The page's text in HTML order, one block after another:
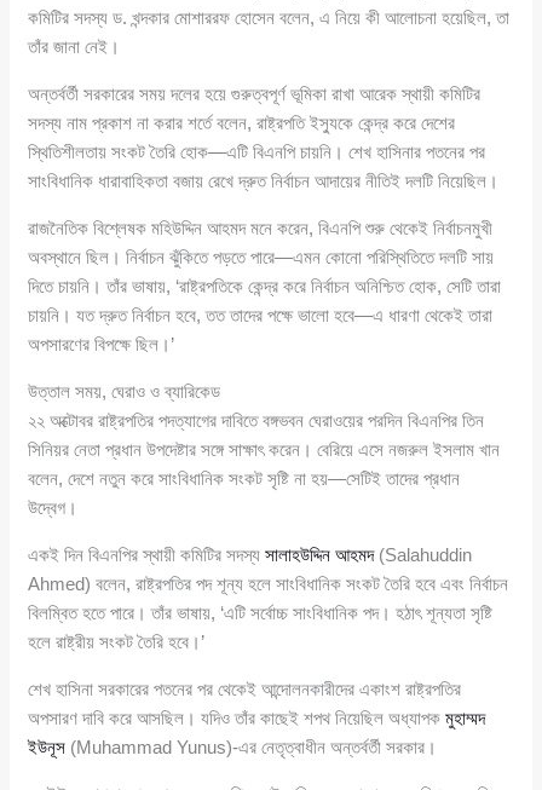
কমিটির সদস্য ড. খন্দকার মোশাররফ হোসেন বলেন, এ নিয়ে কী আলোচনা হয়েছিল, তা
তাঁর জানা নেই।
অন্তর্বর্তী সরকারের সময় দলের হয়ে গুরুত্বপূর্ণ ভূমিকা রাখা আরেক স্থায়ী কমিটির
সদস্য নাম প্রকাশ না করার শর্তে বলেন, রাষ্ট্রপতি ইস্যুকে কেন্দ্র করে দেশের
স্থিতিশীলতায় সংকট তৈরি হোক—এটি বিএনপি চায়নি। শেখ হাসিনার পতনের পর
সাংবিধানিক ধারাবাহিকতা বজায় রেখে দ্রুত নির্বাচন আদায়ের নীতিই দলটি নিয়েছিল।
রাজনৈতিক বিশ্লেষক মহিউদ্দিন আহমদ মনে করেন, বিএনপি শুরু থেকেই নির্বাচনমুখী
অবস্থানে ছিল। নির্বাচন ঝুঁকিতে পড়তে পারে—এমন কোনো পরিস্থিতিতে দলটি সায়
দিতে চায়নি। তাঁর ভাষায়, ‘রাষ্ট্রপতিকে কেন্দ্র করে নির্বাচন অনিশ্চিত হোক, সেটি তারা
চায়নি। যত দ্রুত নির্বাচন হবে, তত তাদের পক্ষে ভালো হবে—এ ধারণা থেকেই তারা
অপসারণের বিপক্ষে ছিল।’
উত্তাল সময়, ঘেরাও ও ব্যারিকেড
২২ অক্টোবর রাষ্ট্রপতির পদত্যাগের দাবিতে বঙ্গভবন ঘেরাওয়ের পরদিন বিএনপির তিন
সিনিয়র নেতা প্রধান উপদেষ্টার সঙ্গে সাক্ষাৎ করেন। বেরিয়ে এসে নজরুল ইসলাম খান
বলেন, দেশে নতুন করে সাংবিধানিক সংকট সৃষ্টি না হয়—সেটিই তাদের প্রধান
উদ্বেগ।
একই দিন বিএনপির স্থায়ী কমিটির সদস্যসালাহউদ্দিন আহমদ(Salahuddin
Ahmed) বলেন, রাষ্ট্রপতির পদ শূন্য হলে সাংবিধানিক সংকট তৈরি হবে এবং নির্বাচন
বিলম্বিত হতে পারে। তাঁর ভাষায়, ‘এটি সর্বোচ্চ সাংবিধানিক পদ। হঠাৎ শূন্যতা সৃষ্টি
হলে রাষ্ট্রীয় সংকট তৈরি হবে।’
শেখ হাসিনা সরকারের পতনের পর থেকেই আন্দোলনকারীদের একাংশ রাষ্ট্রপতির
অপসারণ দাবি করে আসছিল। যদিও তাঁর কাছেই শপথ নিয়েছিল অধ্যাপকমুহাম্মদ
ইউনূস (Muhammad Yunus)-এর নেতৃত্বাধীন অন্তর্বর্তী সরকার।